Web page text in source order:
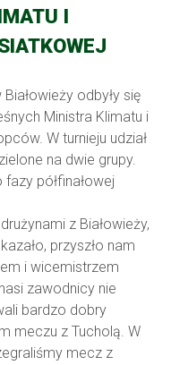
I
odbyły się
Ministra Klimatu i
W turnieju udział
na dwie grupy.
półfinałowej
z Białowieży,
przyszło nam
i wicemistrzem
zawodnicy nie
bardzo dobry
meczu z Tucholą. W
mecz z